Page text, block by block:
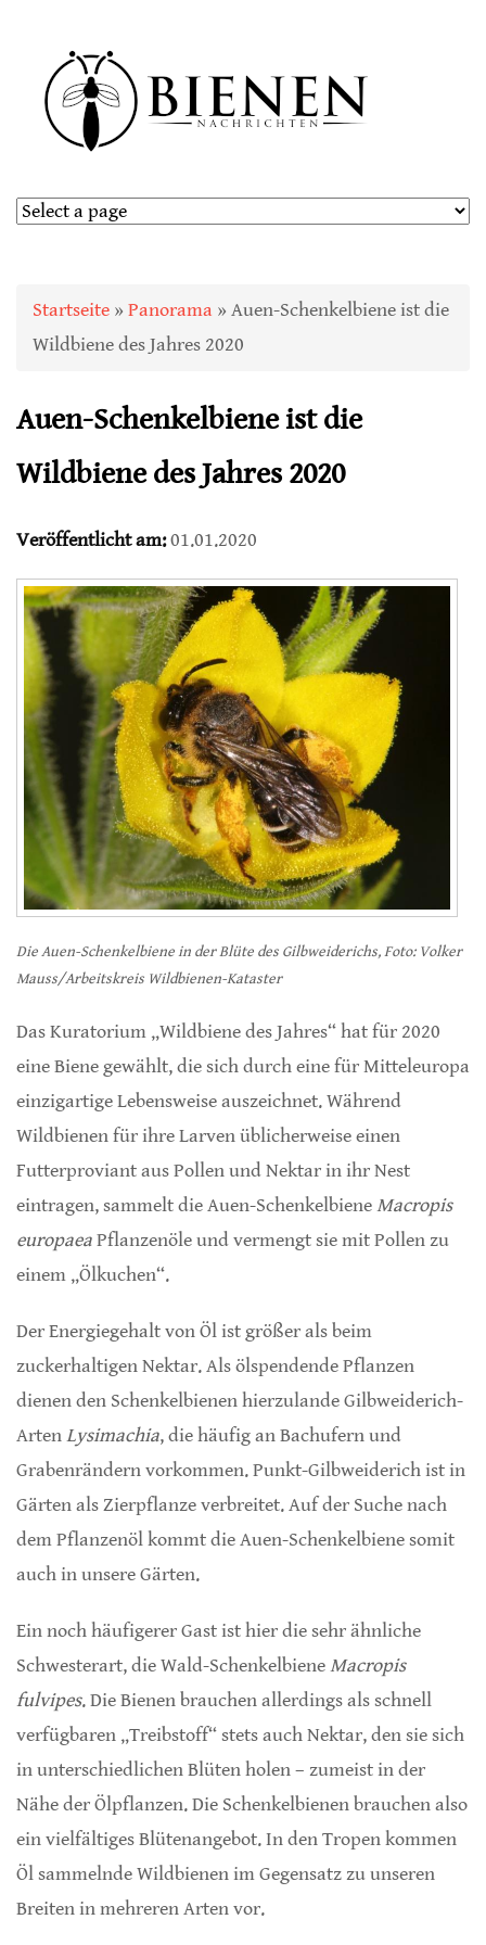
Sie sind hier
Startseite » Panorama » Auen-Schenkelbiene ist die
Wildbiene des Jahres 2020
Auen-Schenkelbiene ist die
Wildbiene des Jahres 2020
Veröffentlicht am:01.01.2020
Die Auen-Schenkelbiene in der Blüte des Gilbweiderichs, Foto: Volker
Mauss/Arbeitskreis Wildbienen-Kataster
Das Kuratorium „Wildbiene des Jahres“ hat für 2020
eine Biene gewählt, die sich durch eine für Mitteleuropa
einzigartige Lebensweise auszeichnet. Während
Wildbienen für ihre Larven üblicherweise einen
Futterproviant aus Pollen und Nektar in ihr Nest
eintragen, sammelt die Auen-SchenkelbieneMacropis
europaeaPflanzenöle und vermengt sie mit Pollen zu
einem „Ölkuchen“.
Der Energiegehalt von Öl ist größer als beim
zuckerhaltigen Nektar. Als ölspendende Pflanzen
dienen den Schenkelbienen hierzulande Gilbweiderich-
ArtenLysimachia, die häufig an Bachufern und
Grabenrändern vorkommen. Punkt-Gilbweiderich ist in
Gärten als Zierpflanze verbreitet. Auf der Suche nach
dem Pflanzenöl kommt die Auen-Schenkelbiene somit
auch in unsere Gärten.
Ein noch häufigerer Gast ist hier die sehr ähnliche
Schwesterart, die Wald-SchenkelbieneMacropis
fulvipes. Die Bienen brauchen allerdings als schnell
verfügbaren „Treibstoff“ stets auch Nektar, den sie sich
in unterschiedlichen Blüten holen – zumeist in der
Nähe der Ölpflanzen. Die Schenkelbienen brauchen also
ein vielfältiges Blütenangebot. In den Tropen kommen
Öl sammelnde Wildbienen im Gegensatz zu unseren
Breiten in mehreren Arten vor.